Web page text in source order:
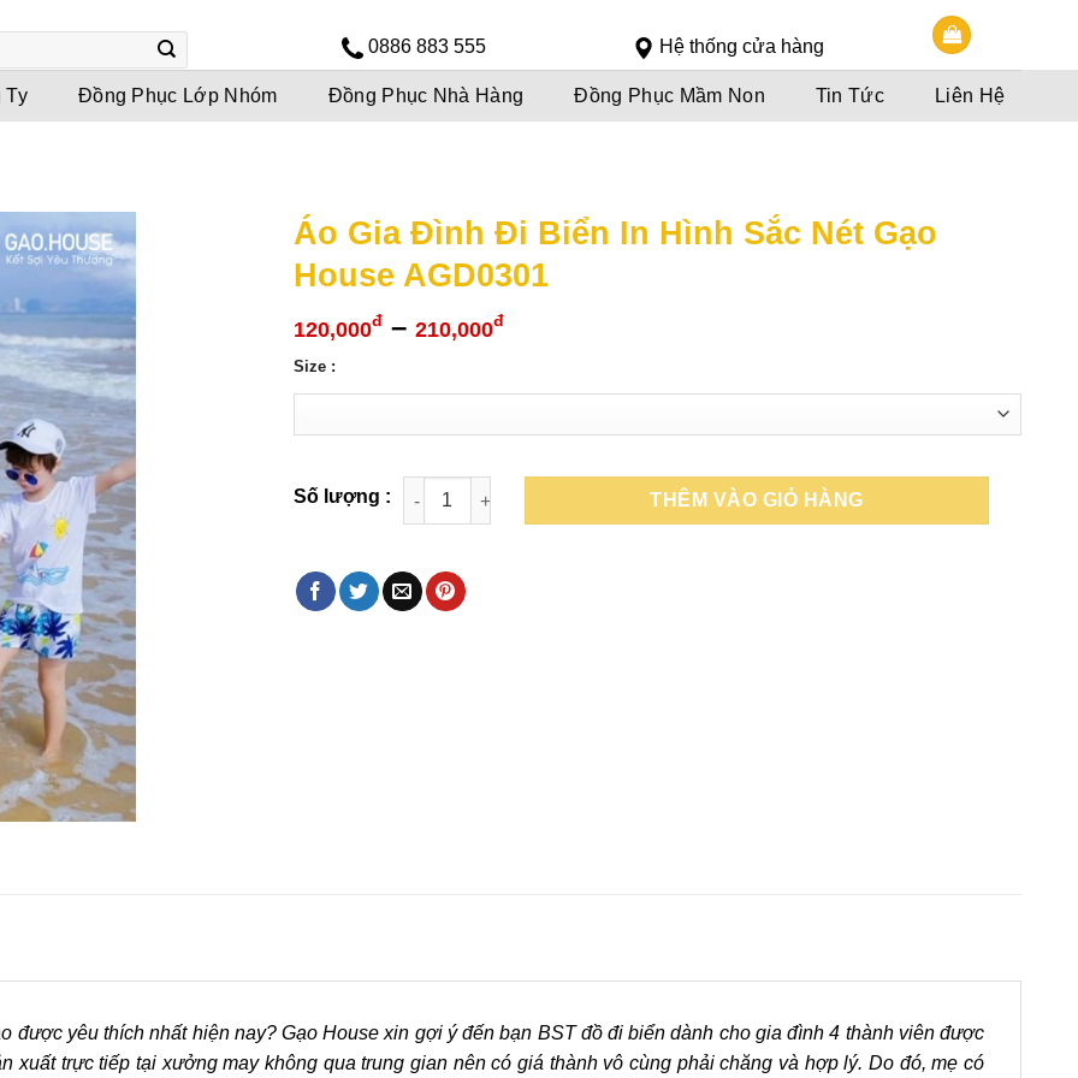
0886 883 555 Hệ thống cửa hàng
Ty Đồng Phục Lớp Nhóm Đồng Phục Nhà Hàng Đồng Phục Mầm Non Tin Tức Liên Hệ
Áo Gia Đình Đi Biển In Hình Sắc Nét Gạo
House AGD0301
120,000đ – 210,000đKhoảng
đến
210,000đ
Size :
THÊM VÀO GIỎ HÀNG
được yêu thích nhất hiện nay? Gạo House xin gợi ý đến bạn BST đồ đi biển dành cho gia đình 4 thành viên được
xuất trực tiếp tại xưởng may không qua trung gian nên có giá thành vô cùng phải chăng và hợp lý. Do đó, mẹ có